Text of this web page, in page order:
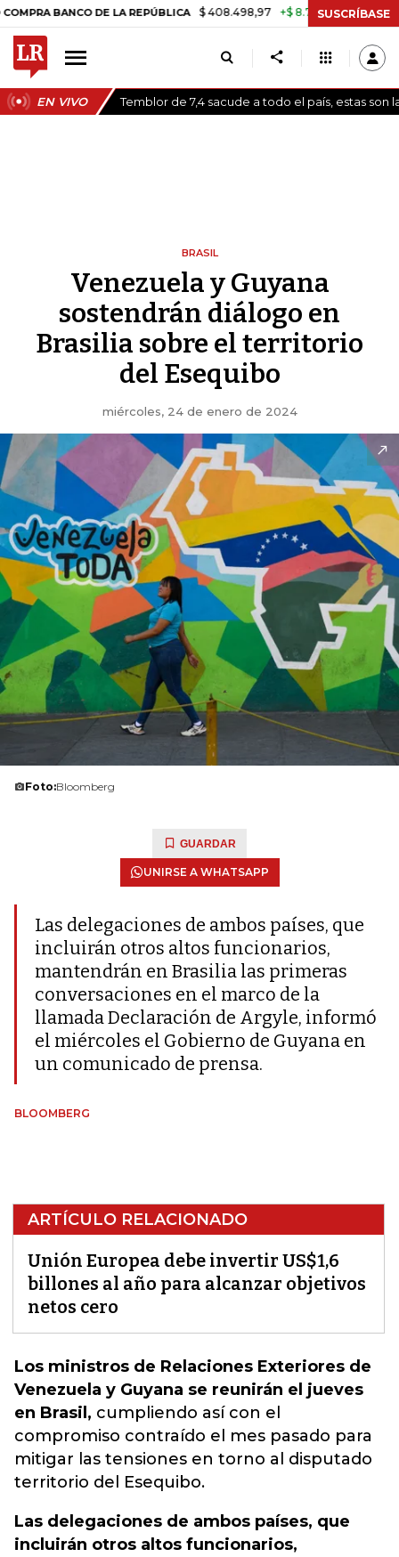
DE LA REPÚBLICA $ 408.498,97 +$ 8.753,81 +2,19% TASA
SUSCRÍBASE
EN VIVO Temblor de 7,4 sacude a todo el país, estas son
BRASIL
Venezuela y Guyana
sostendrán diálogo en
Brasilia sobre el territorio
del Esequibo
miércoles, 24 de enero de 2024
Foto:Bloomberg
GUARDAR
UNIRSE A WHATSAPP
Las delegaciones de ambos países, que
incluirán otros altos funcionarios,
mantendrán en Brasilia las primeras
conversaciones en el marco de la
llamada Declaración de Argyle, informó
el miércoles el Gobierno de Guyana en
un comunicado de prensa.
BLOOMBERG
ARTÍCULO RELACIONADO
Unión Europea debe invertir US$1,6
billones al año para alcanzar objetivos
netos cero
Los ministros de Relaciones Exteriores de
Venezuela y Guyana se reunirán el jueves
en Brasil, cumpliendo así con el
compromiso contraído el mes pasado para
mitigar las tensiones en torno al disputado
territorio del Esequibo.
Las delegaciones de ambos países, que
incluirán otros altos funcionarios,